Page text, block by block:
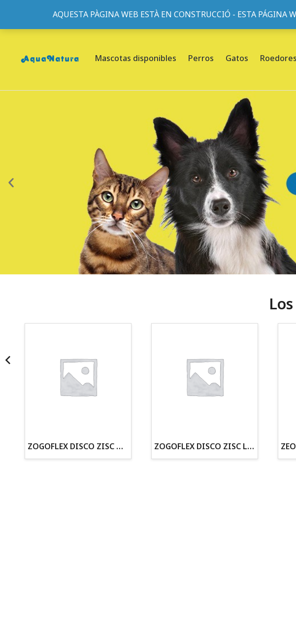
AQUESTA PÀGINA WEB ESTÀ EN CONSTRUCCIÓ - ESTA
933095977-933152057-933103463- C/ de Roger de Flor, 45, L'Eixample,
Mascotas disponibles Perros Gatos Roedores
¡Somos Aquanatura!
·30 años de experiencia en el sector
· Cachorros supervisados por equipo veterinario
ZOGOFLEX DISCO ZISC MINI (16CM) FLUORESCENTE ZOGOFLEX DISCO ZISC L (21.6CM) FLUORESCENTE